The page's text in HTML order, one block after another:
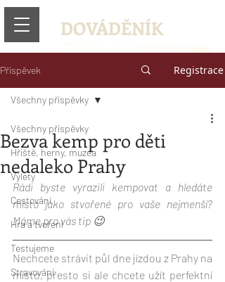
DOVÁDĚNÍK
Příspěvek Registrace
Všechny příspěvky
Hřiště, herny, muzea
Výlety
Cestování
Hra a tvoření
Testujeme
Stravování
Všechny příspěvky
Bezva kemp pro děti
nedaleko Prahy
Rádi byste vyrazili kempovat a hledáte
místo jako stvořené pro vaše nejmenší?
Máme pro vás tip 😉
Nechcete strávit půl dne jízdou z Prahy na
místo, přesto si ale chcete užít perfektní